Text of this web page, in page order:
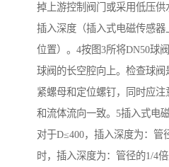
掉上游控制阀门或采用低压
插入深度（插入式电磁传感
位置）。4按图3所将DN50球
球阀的长空腔向上。检查球
紧螺母和定位螺钉，同时应
和流体流向一致。5插入式电
对于D≤400，插入深度为：管
时，插入深度为：管径的1/4